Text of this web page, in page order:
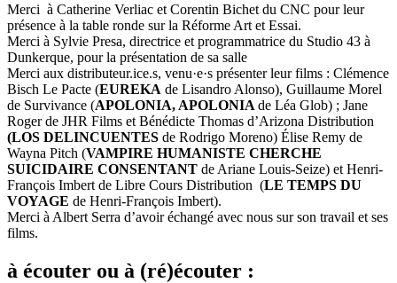
Merci à Catherine Verliac et Corentin Bichet du CNC pour leur
présence à la table ronde sur la Réforme Art et Essai.
Merci à Sylvie Presa, directrice et programmatrice du Studio 43 à
Dunkerque, pour la présentation de sa salle
Merci aux distributeur.ice.s, venu·e·s présenter leur films : Clémence
Bisch Le Pacte (EUREKA de Lisandro Alonso), Guillaume Morel
de Survivance (APOLONIA, APOLONIA de Léa Glob) ; Jane
Roger de JHR Films et Bénédicte Thomas d’Arizona Distribution
(LOS DELINCUENTES de Rodrigo Moreno) Élise Remy de
Wayna Pitch (VAMPIRE HUMANISTE CHERCHE
SUICIDAIRE CONSENTANT de Ariane Louis-Seize) et Henri-
François Imbert de Libre Cours Distribution (LE TEMPS DU
VOYAGE de Henri-François Imbert).
Merci à Albert Serra d’avoir échangé avec nous sur son travail et ses
films.
à écouter ou à (ré)écouter :